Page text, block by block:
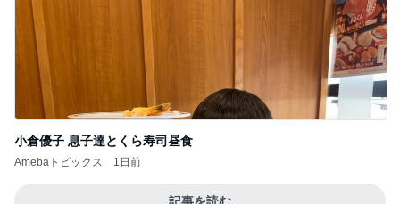
小倉優子 息子達とくら寿司昼食
Amebaトピックス 1日前